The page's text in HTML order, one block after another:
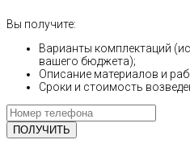
Вы получите:
Варианты комплектаций
вашего бюджета);
Описание материалов и
Сроки и стоимость